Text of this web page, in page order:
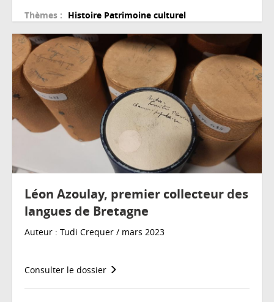
Thèmes : Histoire Patrimoine culturel
Léon Azoulay, premier collecteur des
langues de Bretagne
Auteur : Tudi Crequer / mars 2023
Consulter le dossier